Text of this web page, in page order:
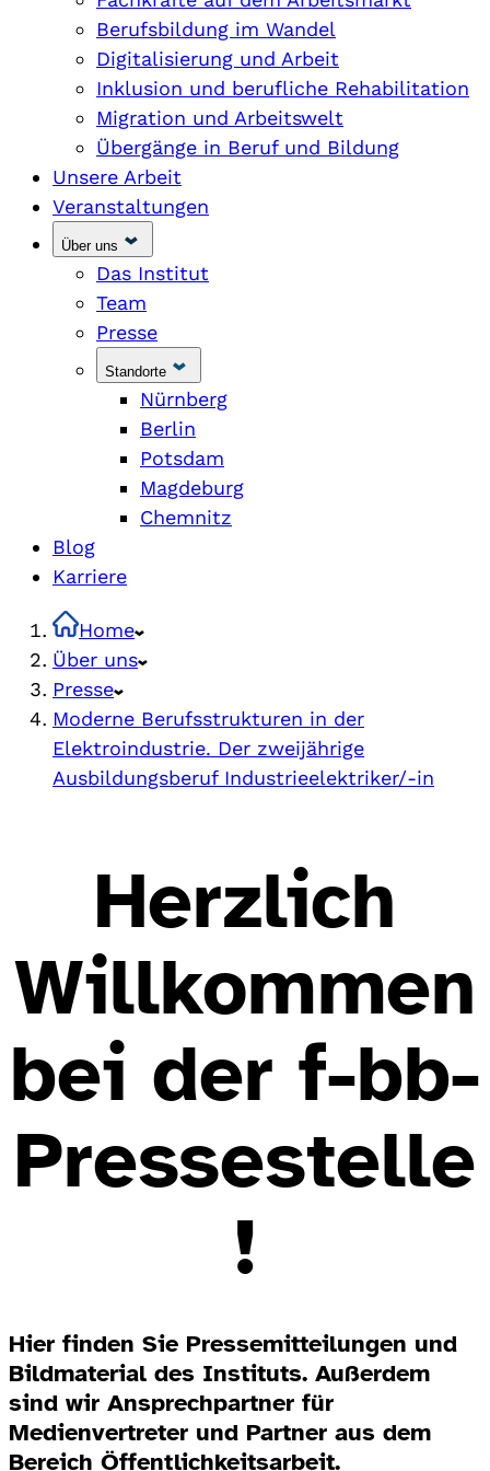
Berufsbildung im Wandel
Digitalisierung und Arbeit
Inklusion und berufliche Rehabilitation
Migration und Arbeitswelt
Übergänge in Beruf und Bildung
Unsere Arbeit
Veranstaltungen
Über uns
Das Institut
Team
Presse
Standorte
Nürnberg
Berlin
Potsdam
Magdeburg
Chemnitz
Blog
Karriere
Home
Über uns
Presse
Moderne Berufsstrukturen in der
Elektroindustrie. Der zweijährige
Ausbildungsberuf Industrieelektriker/-in
Herzlich
Willkommen
bei der f-bb-
Pressestelle
!
Hier finden Sie Pressemitteilungen und
Bildmaterial des Instituts. Außerdem
sind wir Ansprechpartner für
Medienvertreter und Partner aus dem
Bereich Öffentlichkeitsarbeit.